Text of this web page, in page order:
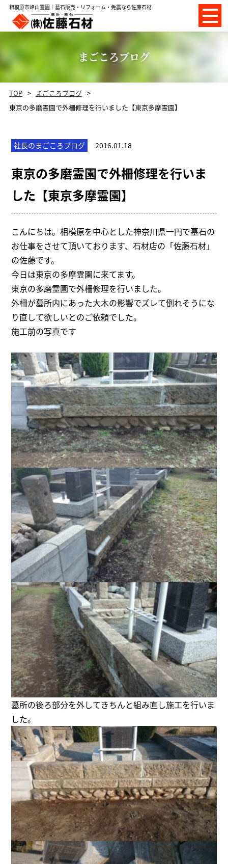
相模原市峰山霊園｜墓石販売・リフォーム・免震なら佐藤石材
まごころブログ
TOP
まごころブログ
東京の多磨霊園で外柵修理を行いました【東京多摩霊園】
社長のまごころブログ 2016.01.18
東京の多磨霊園で外柵修理を行いま
した【東京多摩霊園】
こんにちは。相模原を中心とした神奈川県一円で墓石の
お仕事をさせて頂いております、石材店の「佐藤石材」
の佐藤です。
今日は東京の多摩霊園に来てます。
東京の多磨霊園で外柵修理を行いました。
外柵が墓所内にあった大木の影響でズレて倒れそうにな
り直して欲しいとのご依頼でした。
施工前の写真です
墓所の後ろ部分を外してきちんと組み直し施工を行いま
した。